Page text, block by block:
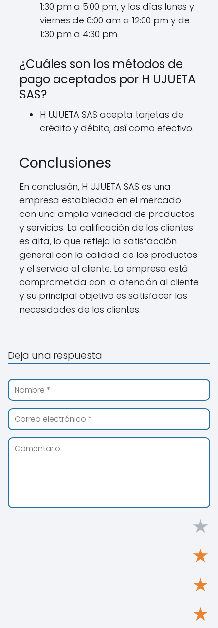
1:30 pm a 5:00 pm, y los días lunes y
viernes de 8:00 am a 12:00 pm y de
1:30 pm a 4:30 pm.
¿Cuáles son los métodos de
pago aceptados por H UJUETA
SAS?
H UJUETA SAS acepta tarjetas de
crédito y débito, así como efectivo.
Conclusiones
En conclusión, H UJUETA SAS es una
empresa establecida en el mercado
con una amplia variedad de productos
y servicios. La calificación de los clientes
es alta, lo que refleja la satisfacción
general con la calidad de los productos
y el servicio al cliente. La empresa está
comprometida con la atención al cliente
y su principal objetivo es satisfacer las
necesidades de los clientes.
Deja una respuesta
★
★
★
★